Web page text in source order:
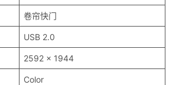
卷帘快门
USB 2.0
2592 x 1944
Color